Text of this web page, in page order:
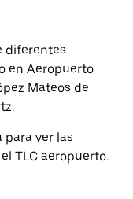
diferentes
en Aeropuerto
Mateos de
para ver las
TLC aeropuerto.